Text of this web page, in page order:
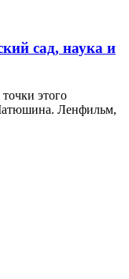
сад, наука и
этого
Ленфильм,